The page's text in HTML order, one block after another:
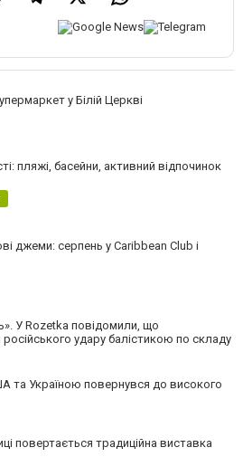
у Білій Церкві
пляжі, басейни, активний відпочинок
джеми: серпень у Caribbean Club і
У Rozetka повідомили, що
удару балістикою по складу
та Україною повернувся до високого
повертається традиційна виставка